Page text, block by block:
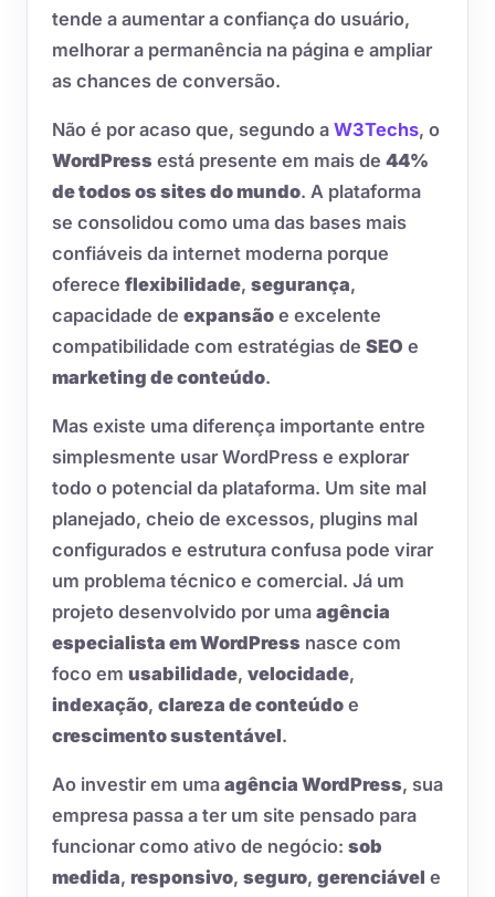
tende a aumentar a confiança do usuário,
melhorar a permanência na página e ampliar
as chances de conversão.
Não é por acaso que, segundo a W3Techs, o
WordPress está presente em mais de 44%
de todos os sites do mundo. A plataforma
se consolidou como uma das bases mais
confiáveis da internet moderna porque
oferece flexibilidade, segurança,
capacidade de expansão e excelente
compatibilidade com estratégias de SEO e
marketing de conteúdo.
Mas existe uma diferença importante entre
simplesmente usar WordPress e explorar
todo o potencial da plataforma. Um site mal
planejado, cheio de excessos, plugins mal
configurados e estrutura confusa pode virar
um problema técnico e comercial. Já um
projeto desenvolvido por uma agência
especialista em WordPress nasce com
foco em usabilidade, velocidade,
indexação, clareza de conteúdo e
crescimento sustentável.
Ao investir em uma agência WordPress, sua
empresa passa a ter um site pensado para
funcionar como ativo de negócio: sob
medida, responsivo, seguro, gerenciável e